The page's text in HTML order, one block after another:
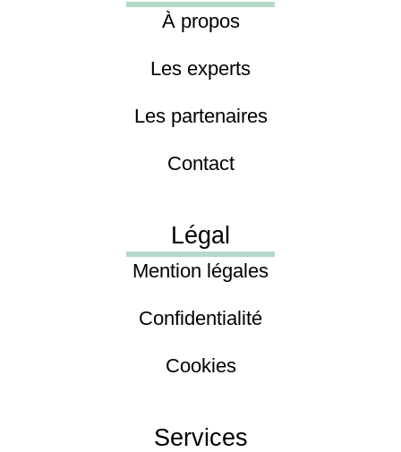
À propos
Les experts
Les partenaires
Contact
Légal
Mention légales
Confidentialité
Cookies
Services